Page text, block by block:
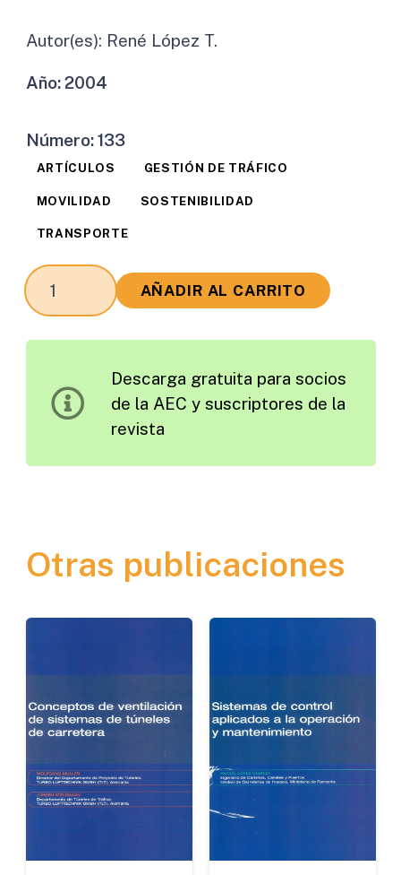
Autor(es): René López T.
Año:2004
Número:133
ARTÍCULOS GESTIÓN DE TRÁFICO
MOVILIDAD SOSTENIBILIDAD
TRANSPORTE
El
Corredor
Quito
AÑADIR AL CARRITO
Descarga gratuita para socios
de la AEC y suscriptores de la
revista
Otras publicaciones